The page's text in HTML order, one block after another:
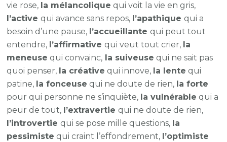
vie rose, la mélancolique qui voit la vie en gris,
l’activequi avance sans repos, l’apathiquequi a
besoin d’une pause, l’accueillantequi peut tout
entendre, l’affirmativequi veut tout crier, la
meneuse qui convainc, la suiveuse qui ne sait pas
quoi penser, la créative qui innove, la lente qui
patine, la fonceuse qui ne doute de rien, la forte
pour qui personne ne s’inquiète, la vulnérable qui a
peur de tout, l’extravertiequi ne doute de rien,
l’introvertiequi se pose mille questions, la
pessimiste qui craint l’effondrement, l’optimiste